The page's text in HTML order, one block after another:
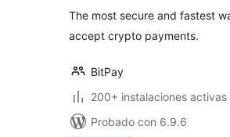
The most secure and fastest
accept crypto payments.
BitPay
200+ instalaciones activas
Probado con 6.9.6